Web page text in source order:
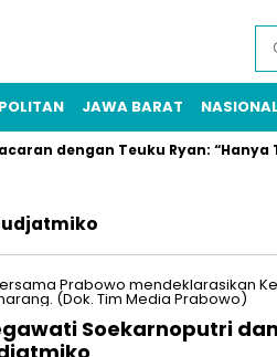
JAWA BARAT NASIONAL
dengan Teuku Ryan: “Hanya
Soekarnoputri